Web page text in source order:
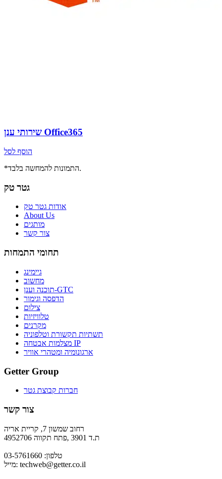
שירותי ענן Office365
הוסף לסל
*התמונות להמחשה בלבד.
גטר טק
אודות גטר טק
About Us
מותגים
צור קשר
תחומי התמחות
גיימינג
מחשוב
תוכנה וענן-GTC
הדפסה וגימור
צילום
טלוויזיות
מקרנים
תשתיות תקשורת וטלפוניה
מצלמות אבטחה IP
ארגונומיה ומטהרי אוויר
Getter Group
חברות קבוצת גטר
צור קשר
רחוב שמשון 7, קריית אריה
ת.ד 3901 ,פתח תקווה 4952706
טלפון: 03-5761660
מייל: techweb@getter.co.il